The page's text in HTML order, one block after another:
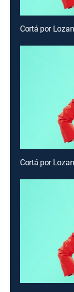
Cortá por
Cortá por